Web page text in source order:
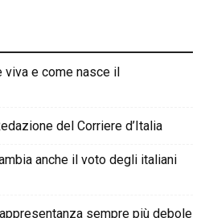
viva e come nasce il
del Corriere d’Italia
anche il voto degli italiani
sempre più debole